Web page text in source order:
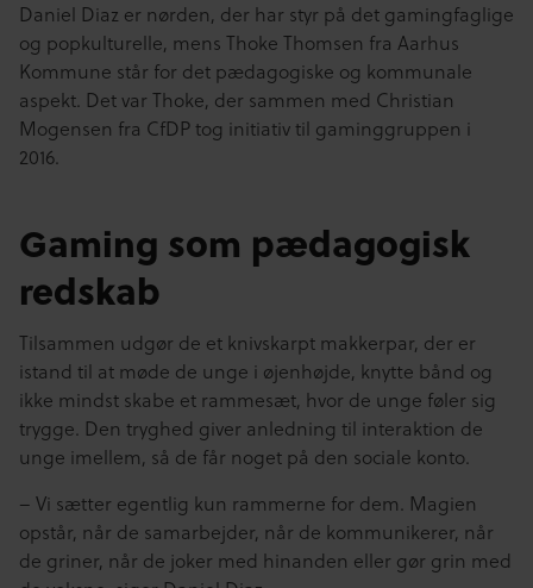
Daniel Diaz er nørden, der har styr på det gamingfaglige
og popkulturelle, mens Thoke Thomsen fra Aarhus
Kommune står for det pædagogiske og kommunale
aspekt. Det var Thoke, der sammen med Christian
Mogensen fra CfDP tog initiativ til gaminggruppen i
2016.
Gaming som pædagogisk
redskab
Tilsammen udgør de et knivskarpt makkerpar, der er
istand til at møde de unge i øjenhøjde, knytte bånd og
ikke mindst skabe et rammesæt, hvor de unge føler sig
trygge. Den tryghed giver anledning til interaktion de
unge imellem, så de får noget på den sociale konto.
– Vi sætter egentlig kun rammerne for dem. Magien
opstår, når de samarbejder, når de kommunikerer, når
de griner, når de joker med hinanden eller gør grin med